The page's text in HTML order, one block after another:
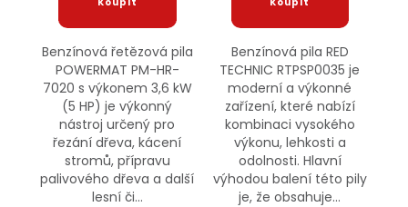
Benzínová řetězová pila
POWERMAT PM-HR-
7020 s výkonem 3,6 kW
(5 HP) je výkonný
nástroj určený pro
řezání dřeva, kácení
stromů, přípravu
palivového dřeva a další
lesní či...
Benzínová pila RED
TECHNIC RTPSP0035 je
moderní a výkonné
zařízení, které nabízí
kombinaci vysokého
výkonu, lehkosti a
odolnosti. Hlavní
výhodou balení této pily
je, že obsahuje...